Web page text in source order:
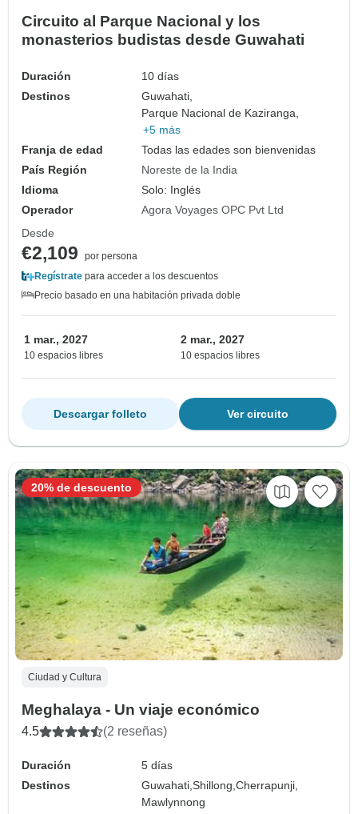
Circuito al Parque Nacional y los
monasterios budistas desde Guwahati
Duración
10 días
Destinos
Guwahati,
Parque Nacional de Kaziranga,
+5 más
Franja de edad
Todas las edades son bienvenidas
País Región
Noreste de la India
Idioma
Solo: Inglés
Operador
Agora Voyages OPC Pvt Ltd
Desde
€2,109
por persona
Regístrate para acceder a los descuentos
Precio basado en una habitación privada doble
1 mar., 2027
10 espacios libres
2 mar., 2027
10 espacios libres
Ver circuito
Descargar folleto
Ciudad y Cultura
Meghalaya - Un viaje económico
4.5 (2 reseñas)
Duración
5 días
Destinos
Guwahati,Shillong,Cherrapunji,
Mawlynnong
20% de descuento